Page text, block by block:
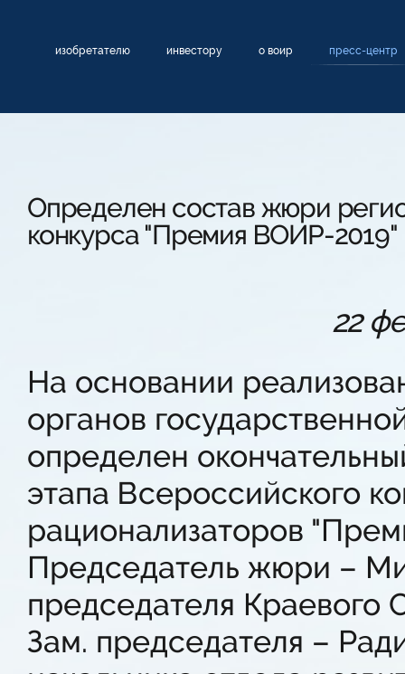
изобретателю инвестору о воир пресс-центр
Определен состав жюри
конкурса "Премия ВОИР-2019"
22
На основании
органов
определен
этапа Всероссийского
рационализаторов
Председатель жюри –
председателя Краевого
Зам. председателя –